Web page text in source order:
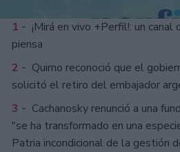
1 - ¡Mirá en vivo +Perfil!: un canal
piensa
2 - Quirno reconoció que el
solicitó el retiro del embajador
3 - Cachanosky renunció a una
"se ha transformado en una
Patria incondicional de la gestión